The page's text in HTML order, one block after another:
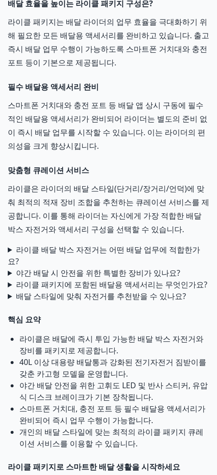
배달 효율을 높이는 라이클 패키지 구성은?
라이클 패키지는 배달 라이더의 업무 효율을 극대화하기 위
해 필요한 모든 배달용 액세서리를 완비하고 있습니다. 출고
즉시 배달 업무 수행이 가능하도록 스마트폰 거치대와 충전
포트 등이 기본으로 제공됩니다.
필수 배달용 액세서리 완비
스마트폰 거치대와 충전 포트 등 배달 앱 상시 구동에 필수
적인 배달용 액세서리가 완비되어 라이더는 별도의 준비 없
이 즉시 배달 업무를 시작할 수 있습니다. 이는 라이더의 편
의성을 크게 향상시킵니다.
맞춤형 큐레이션 서비스
라이클은 라이더의 배달 스타일(단거리/장거리/언덕)에 맞
춰 최적의 적재 장비 조합을 추천하는 큐레이션 서비스를 제
공합니다. 이를 통해 라이더는 자신에게 가장 적합한 배달
박스 자전거와 액세서리 구성을 선택할 수 있습니다.
라이클 배달 박스 자전거는 어떤 배달 업무에 적합한가
요?
야간 배달 시 안전을 위한 특별한 장비가 있나요?
라이클 패키지에 포함된 배달용 액세서리는 무엇인가요?
배달 스타일에 맞춰 자전거를 추천받을 수 있나요?
핵심 요약
라이클은 배달에 즉시 투입 가능한 배달 박스 자전거와
장비를 패키지로 제공합니다.
40L 이상 대용량 배달통과 강화된 전기자전거 짐받이를
갖춘 카고형 모델을 운영합니다.
야간 배달 안전을 위한 고휘도 LED 및 반사 스티커, 유압
식 디스크 브레이크가 기본 장착됩니다.
스마트폰 거치대, 충전 포트 등 필수 배달용 액세서리가
완비되어 즉시 업무 수행이 가능합니다.
개인의 배달 스타일에 맞는 최적의 라이클 패키지 큐레
이션 서비스를 이용할 수 있습니다.
라이클 패키지로 스마트한 배달 생활을 시작하세요